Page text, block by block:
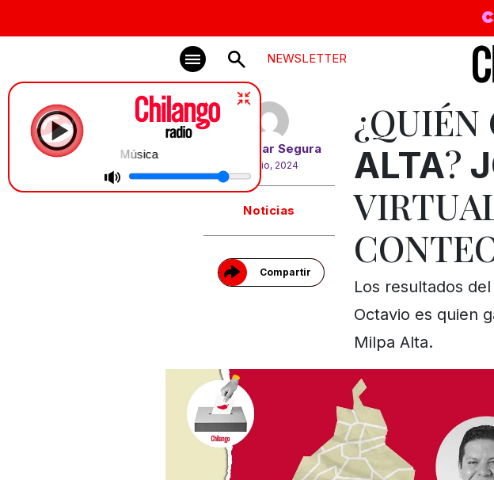
NEWSLETTER
Música Edgar Segura
2 junio, 2024
Noticias
Compartir
Gracias!
¿QUIÉN
ALTA?
Los resultados
Octavio es quien
Milpa Alta.